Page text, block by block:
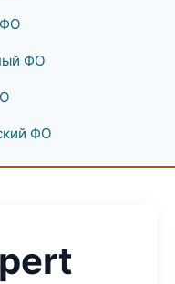
ФО
ФО
ФО